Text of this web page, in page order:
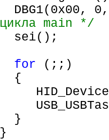
цикла main */
sei();
for (;;)
{
}
}